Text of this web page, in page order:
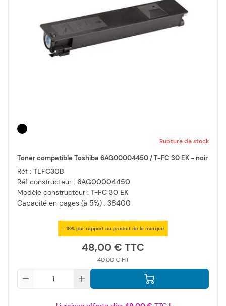
Rupture de stock
Toner compatible Toshiba 6AG00004450 / T-FC 30 EK - noir
Réf : TLFC30B
Réf constructeur : 6AG00004450
Modèle constructeur : T-FC 30 EK
Capacité en pages (à 5%) : 38400
- 18% par rapport au produit de la marque
48,00 €
40,00 €